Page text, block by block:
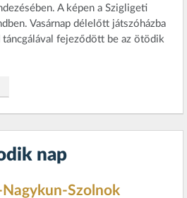
A képen a Szigligeti
Vasárnap délelőtt játszóházba
fejeződött be az ötödik
nap
Nagykun-Szolnok